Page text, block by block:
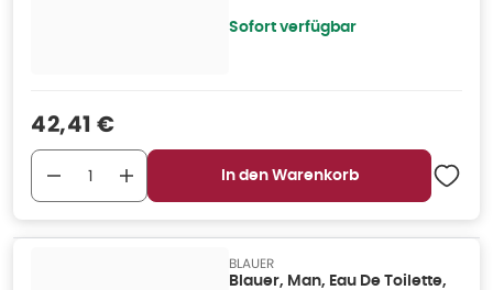
Sofort verfügbar
Verkaufspreis
42,41 €
In den Warenkorb
BLAUER
Blauer, Man, Eau De Toilette,